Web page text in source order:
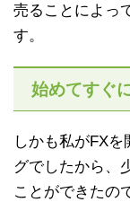
売ることによっ
す。
始めてすぐ
しかも私がFX
グでしたから、
ことができたの